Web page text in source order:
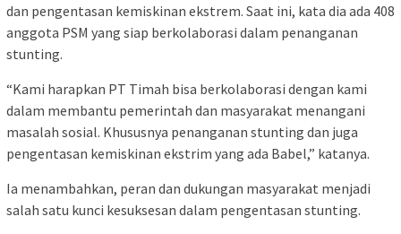
dan pengentasan kemiskinan ekstrem. Saat ini, kata dia ada 408
anggota PSM yang siap berkolaborasi dalam penanganan
stunting.
“Kami harapkan PT Timah bisa berkolaborasi dengan kami
dalam membantu pemerintah dan masyarakat menangani
masalah sosial. Khususnya penanganan stunting dan juga
pengentasan kemiskinan ekstrim yang ada Babel,” katanya.
Ia menambahkan, peran dan dukungan masyarakat menjadi
salah satu kunci kesuksesan dalam pengentasan stunting.